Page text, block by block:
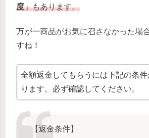
度」もあります。
万が一商品がお気に召さなかった場
すね！
全額返金してもらうには下記の条件
ります。必ず確認してください。
【返金条件】